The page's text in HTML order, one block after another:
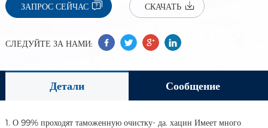
ЗАПРОС СЕЙЧАС СКАЧАТЬ
СЛЕДУЙТЕ ЗА НАМИ:
Детали Сообщение
1. О 99% проходят таможенную очистку- да. хацин Имеет много